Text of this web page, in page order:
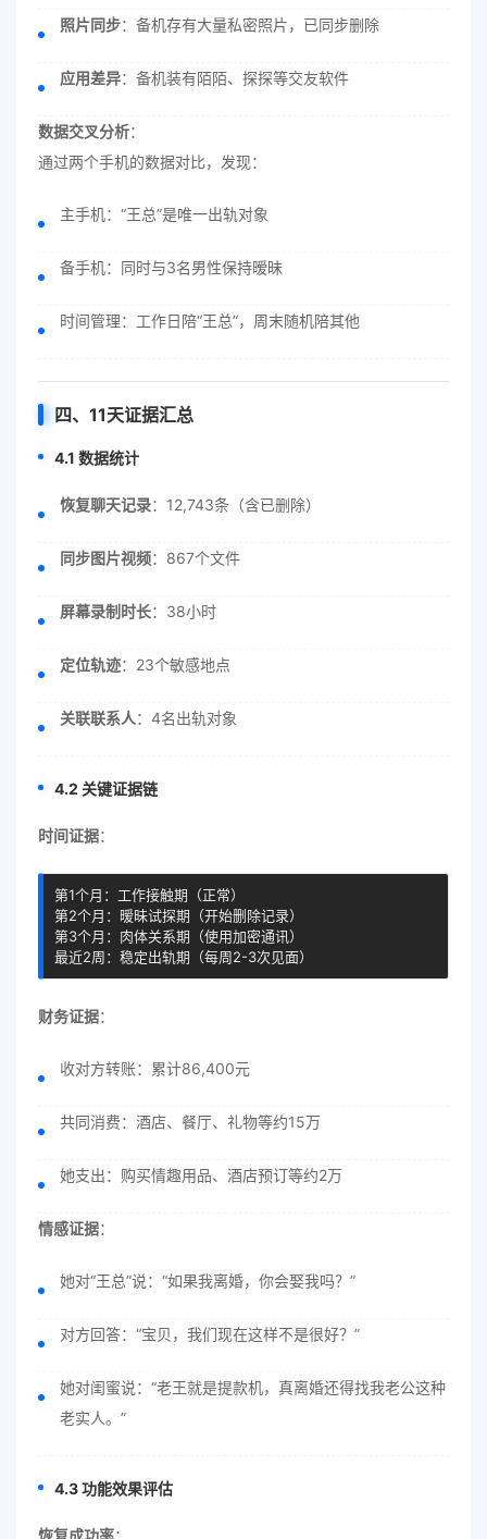
照片同步：备机存有大量私密照片，已同步删除
应用差异：备机装有陌陌、探探等交友软件
数据交叉分析：
通过两个手机的数据对比，发现：
主手机：“王总”是唯一出轨对象
备手机：同时与3名男性保持暧昧
时间管理：工作日陪“王总”，周末随机陪其他
四、11天证据汇总
4.1 数据统计
恢复聊天记录：12,743条（含已删除）
同步图片视频：867个文件
屏幕录制时长：38小时
定位轨迹：23个敏感地点
关联联系人：4名出轨对象
4.2 关键证据链
时间证据：
第1个月：工作接触期（正常）
第2个月：暧昧试探期（开始删除记录）
第3个月：肉体关系期（使用加密通讯）
最近2周：稳定出轨期（每周2-3次见面）
财务证据：
收对方转账：累计86,400元
共同消费：酒店、餐厅、礼物等约15万
她支出：购买情趣用品、酒店预订等约2万
情感证据：
她对“王总”说：“如果我离婚，你会娶我吗？”
对方回答：“宝贝，我们现在这样不是很好？”
她对闺蜜说：“老王就是提款机，真离婚还得找我老公这种
老实人。”
4.3 功能效果评估
恢复成功率：